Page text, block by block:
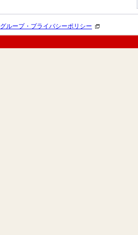
グループ・プライバシーポリシー